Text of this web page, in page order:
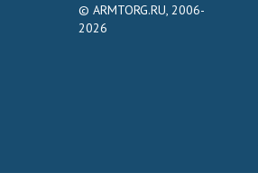
© ARMTORG.RU, 2006-
2026